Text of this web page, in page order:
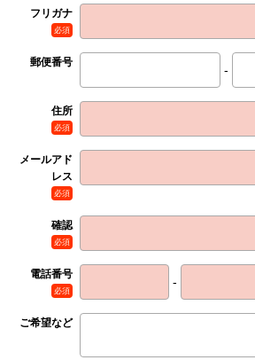
フリガナ
必須
郵便番号
-
住所
必須
メールアド
レス
必須
確認
必須
電話番号
必須
-
ご希望など